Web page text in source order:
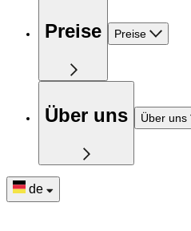
Preise Preise
Über uns Über uns
de